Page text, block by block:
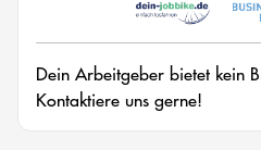
Dein Arbeitgeber bietet kein
Kontaktiere uns gerne!